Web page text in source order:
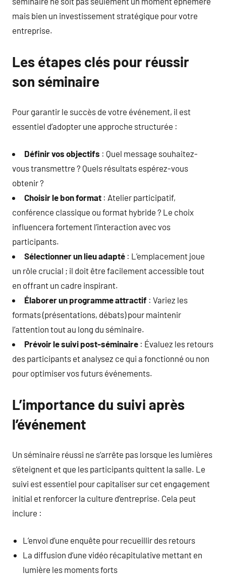
mais bien un investissement stratégique pour votre
entreprise.
Les étapes clés pour réussir
son séminaire
Pour garantir le succès de votre événement, il est
essentiel d’adopter une approche structurée :
Définir vos objectifs : Quel message souhaitez-
vous transmettre ? Quels résultats espérez-vous
obtenir ?
Choisir le bon format : Atelier participatif,
conférence classique ou format hybride ? Le choix
influencera fortement l’interaction avec vos
participants.
Sélectionner un lieu adapté : L’emplacement joue
un rôle crucial ; il doit être facilement accessible tout
en offrant un cadre inspirant.
Élaborer un programme attractif : Variez les
formats (présentations, débats) pour maintenir
l’attention tout au long du séminaire.
Prévoir le suivi post-séminaire : Évaluez les retours
des participants et analysez ce qui a fonctionné ou non
pour optimiser vos futurs événements.
L’importance du suivi après
l’événement
Un séminaire réussi ne s’arrête pas lorsque les lumières
s’éteignent et que les participants quittent la salle. Le
suivi est essentiel pour capitaliser sur cet engagement
initial et renforcer la culture d’entreprise. Cela peut
inclure :
L’envoi d’une enquête pour recueillir des retours
La diffusion d’une vidéo récapitulative mettant en
lumière les moments forts